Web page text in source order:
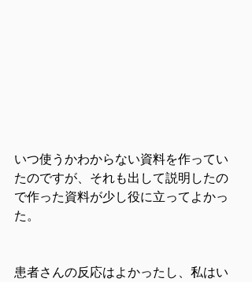
いつ使うかわからない資料を作ってい
たのですが、それも出して説明したの
で作った資料が少し役に立ってよかっ
た。
患者さんの反応はよかったし、私はい